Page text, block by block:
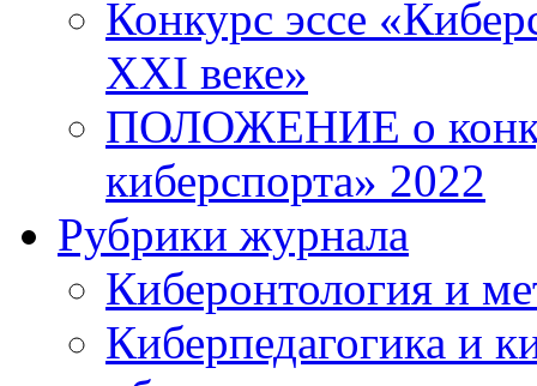
Конкурс эссе
XXI веке»
ПОЛОЖЕНИЕ о
киберспорта» 2022
Рубрики журнала
Киберонтология и
Киберпедагогика и